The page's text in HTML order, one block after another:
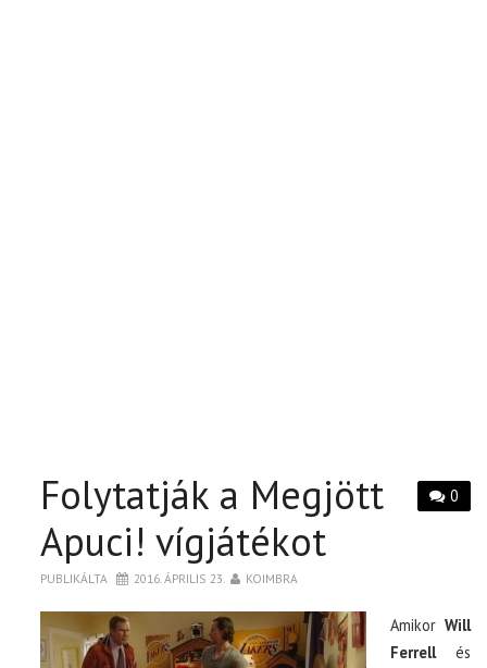
0
Folytatják a Megjött
Apuci! vígjátékot
PUBLIKÁLTA 2016. ÁPRILIS 23. KOIMBRA
Amikor Will
Ferrellés